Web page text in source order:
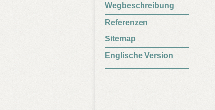
Wegbeschreibung
Referenzen
Sitemap
Englische Version